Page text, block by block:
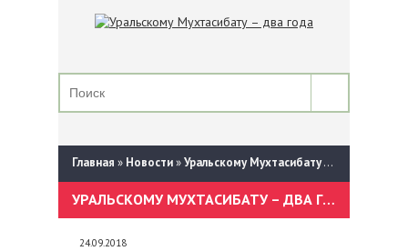
Главная » Новости»Уральскому Мухтасибату – два года
УРАЛЬСКОМУ МУХТАСИБАТУ – ДВА ГОДА
24.09.2018